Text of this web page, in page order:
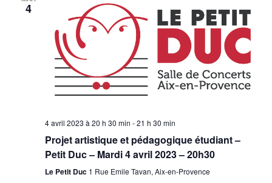
4
4 avril 2023 à 20 h 30 min -21 h 30 min
Projet artistique et pédagogique étudiant –
Petit Duc – Mardi 4 avril 2023 – 20h30
Le Petit Duc 1 Rue Emile Tavan, Aix-en-Provence